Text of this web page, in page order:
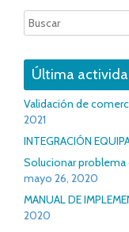
Última
Validación de
2021
INTEGRACIÓN
Solucionar problema
mayo 26, 2020
MANUAL DE
2020